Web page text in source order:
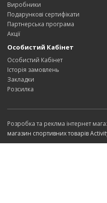
Виробники
Подарункові сертифікати
Партнерська програма
Акції
Особистий Кабінет
Особистий Кабінет
Історія замовлень
Закладки
Розсилка
Розробка та реклма інтернет
магазин спортивних товарів